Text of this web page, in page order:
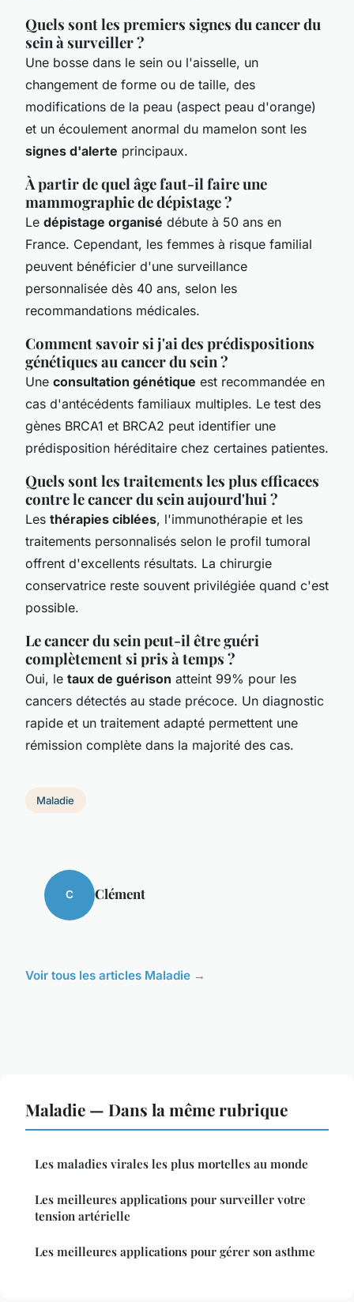
Quels sont les premiers signes du cancer du
sein à surveiller ?
Une bosse dans le sein ou l'aisselle, un
changement de forme ou de taille, des
modifications de la peau (aspect peau d'orange)
et un écoulement anormal du mamelon sont les
signes d'alerte principaux.
À partir de quel âge faut-il faire une
mammographie de dépistage ?
Le dépistage organisé débute à 50 ans en
France. Cependant, les femmes à risque familial
peuvent bénéficier d'une surveillance
personnalisée dès 40 ans, selon les
recommandations médicales.
Comment savoir si j'ai des prédispositions
génétiques au cancer du sein ?
Une consultation génétique est recommandée en
cas d'antécédents familiaux multiples. Le test des
gènes BRCA1 et BRCA2 peut identifier une
prédisposition héréditaire chez certaines patientes.
Quels sont les traitements les plus efficaces
contre le cancer du sein aujourd'hui ?
Les thérapies ciblées, l'immunothérapie et les
traitements personnalisés selon le profil tumoral
offrent d'excellents résultats. La chirurgie
conservatrice reste souvent privilégiée quand c'est
possible.
Le cancer du sein peut-il être guéri
complètement si pris à temps ?
Oui, le taux de guérison atteint 99% pour les
cancers détectés au stade précoce. Un diagnostic
rapide et un traitement adapté permettent une
rémission complète dans la majorité des cas.
Maladie
C Clément
Voir tous les articles Maladie →
Maladie — Dans la même rubrique
Les maladies virales les plus mortelles au monde
Les meilleures applications pour surveiller votre
tension artérielle
Les meilleures applications pour gérer son asthme